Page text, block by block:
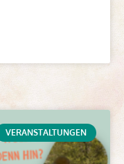
VERANSTALTUNGEN